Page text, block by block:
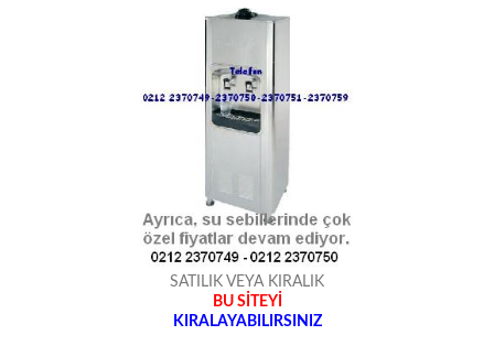
SATILIK VEYA KIRALIK
BU SİTEYİ
KIRALAYABILIRSINIZ